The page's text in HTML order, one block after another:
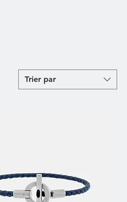
Trier par